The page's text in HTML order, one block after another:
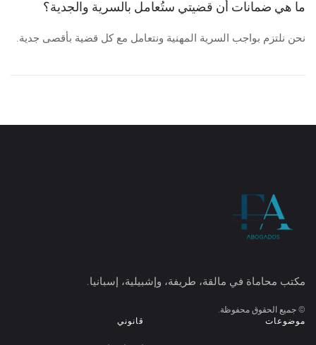
ما هي ضمانات أن قضيتي ستُعامل بالسرية والجدية؟
نحن نلتزم بواجب السرية المهنية ونتعامل مع كل قضية بأقصى جدية.
مكتب محاماة في مالقة، طريفة، وإشبيلية، إسبانيا.
© جميع الحقوق محفوظة.
موضوعات
قانوني